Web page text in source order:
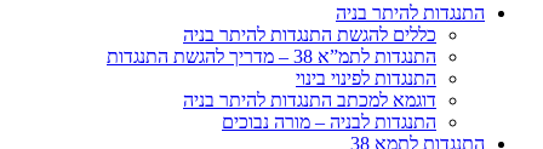
התנגדות להיתר בניה
כללים להגשת התנגדות להיתר בניה
התנגדות לתמ”א 38 – מדריך להגשת התנגדות
התנגדות לפינוי בינוי
דוגמא למכתב התנגדות להיתר בניה
התנגדות לבניה – מורה נבוכים
התנגדות לתמא 38